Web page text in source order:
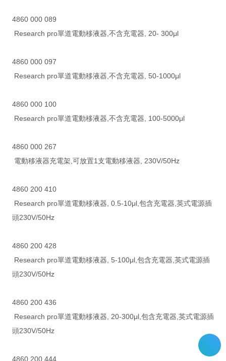
4860 000 089
Research pro單道電動移液器,不含充電器, 20- 300μl
4860 000 097
Research pro單道電動移液器,不含充電器, 50-1000μl
4860 000 100
Research pro單道電動移液器,不含充電器, 100-5000μl
4860 000 267
電動移液器充電架,可放置1支電動移液器, 230V/50Hz
4860 200 410
Research pro單道電動移液器, 0.5-10μl,包含充電器,英式電源插
頭230V/50Hz
4860 200 428
Research pro單道電動移液器, 5-100μl,包含充電器,英式電源插
頭230V/50Hz
4860 200 436
Research pro單道電動移液器, 20-300μl,包含充電器,英式電源插
頭230V/50Hz
4860 200 444